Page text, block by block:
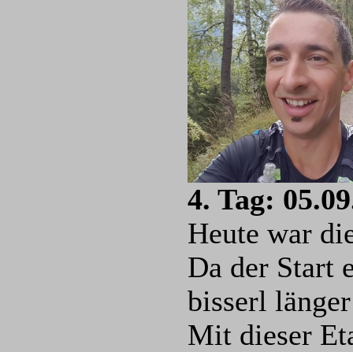
4. Tag:
Heute war
Da der Start
bisserl
Mit dieser